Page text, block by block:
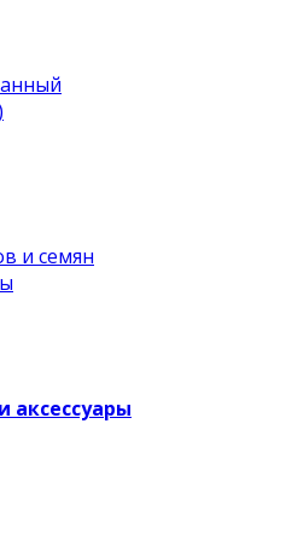
и семян
аксессуары